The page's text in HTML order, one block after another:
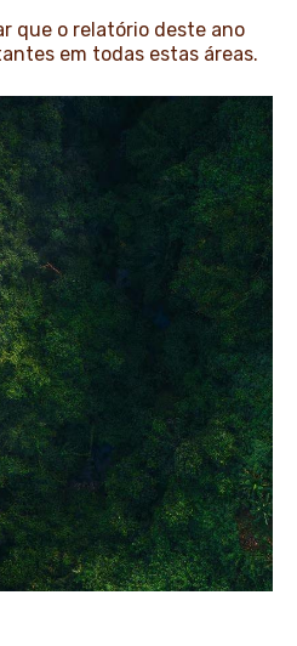
que o relatório deste ano
em todas estas áreas.